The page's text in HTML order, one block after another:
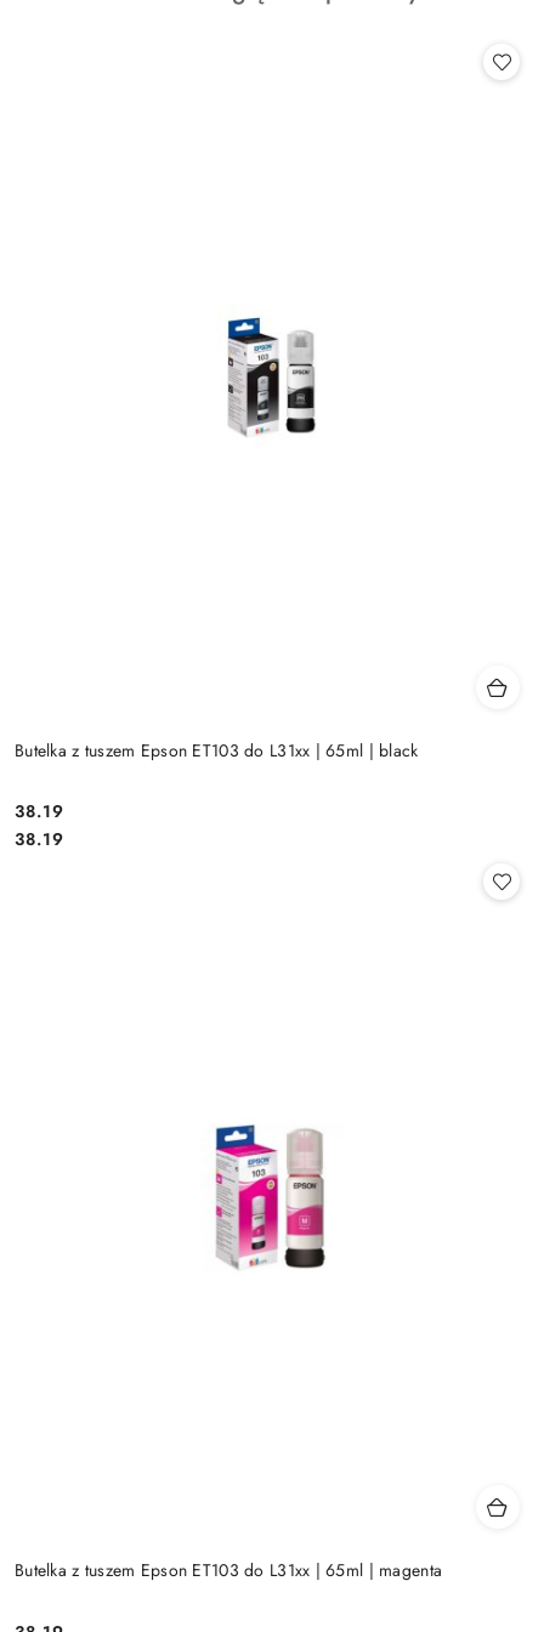
Butelka z tuszem Epson ET103 do L31xx | 65ml | black
Cena:
38.19
Cena:
38.19
Butelka z tuszem Epson ET103 do L31xx | 65ml | magenta